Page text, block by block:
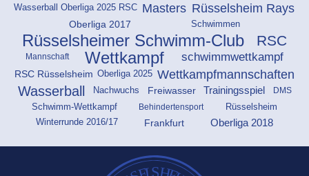
Wasserball Oberliga 2025 RSC Masters Rüsselsheim Rays
Oberliga 2017 Schwimmen
Rüsselsheimer Schwimm-Club RSC
Mannschaft Wettkampf schwimmwettkampf
RSC Rüsselsheim Oberliga 2025 Wettkampfmannschaften
Wasserball Nachwuchs Freiwasser Trainingsspiel
DMS
Schwimm-Wettkampf
Behindertensport Rüsselsheim
Winterrunde 2016/17 Frankfurt Oberliga 2018